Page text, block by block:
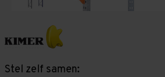
Stel zelf samen: